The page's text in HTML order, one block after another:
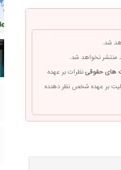
شد.
منتشر نخواهد شد.
های حقوقینظرات بر عهده
بر عهده شخص نظر دهنده